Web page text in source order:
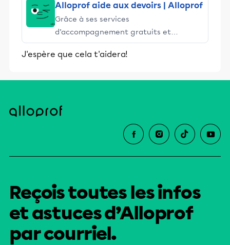
Alloprof aide aux devoirs | Alloprof
Grâce à ses services
d’accompagnement gratuits et
stimulants, Alloprof engage les élèves
et leurs parents dans la réussite
J'espère que cela t'aidera!
Reçois toutes les infos
et astuces d’Alloprof
par courriel.